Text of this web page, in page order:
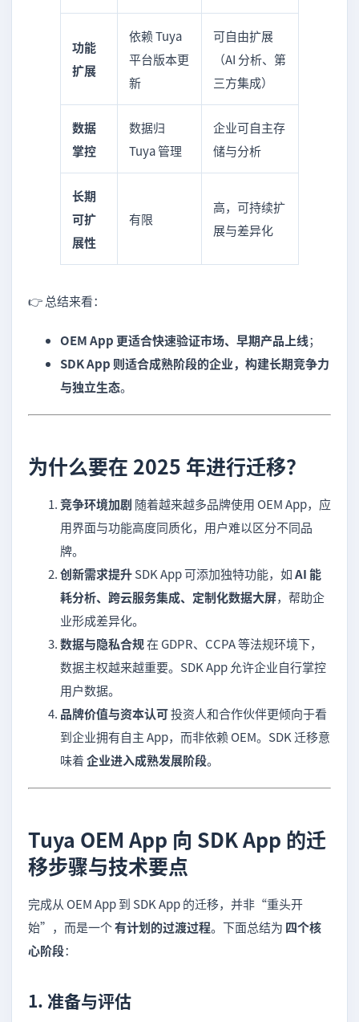
功能
扩展
依赖 Tuya
平台版本更
新
可自由扩展
（AI 分析、第
三方集成）
数据
掌控
数据归
Tuya 管理
企业可自主存
储与分析
长期
可扩
展性
有限
高，可持续扩
展与差异化
👉 总结来看：
OEM App 更适合快速验证市场、早期产品上线；
SDK App 则适合成熟阶段的企业，构建长期竞争力
与独立生态。
为什么要在 2025 年进行迁移？
竞争环境加剧 随着越来越多品牌使用 OEM App，应
用界面与功能高度同质化，用户难以区分不同品
牌。
创新需求提升SDK App 可添加独特功能，如AI 能
耗分析、跨云服务集成、定制化数据大屏，帮助企
业形成差异化。
数据与隐私合规在 GDPR、CCPA 等法规环境下，
数据主权越来越重要。SDK App 允许企业自行掌控
用户数据。
品牌价值与资本认可投资人和合作伙伴更倾向于看
到企业拥有自主 App，而非依赖 OEM。SDK 迁移意
味着企业进入成熟发展阶段。
Tuya OEM App 向 SDK App 的迁
移步骤与技术要点
完成从 OEM App 到 SDK App 的迁移，并非“重头开
始”，而是一个有计划的过渡过程。下面总结为 四个核
心阶段：
1. 准备与评估